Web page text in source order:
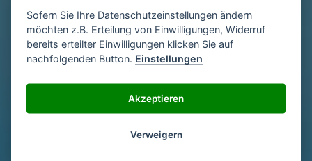
2
Gib deinen Namen und deine Adresse
ein
3
Unterschriebe das Schreiben mit deinem
Sofern Sie Ihre Datenschutzeinstellungen ändern
möchten z.B. Erteilung von Einwilligungen, Widerruf
bereits erteilter Einwilligungen klicken Sie auf
nachfolgenden Button. Einstellungen
Akzeptieren
Verweigern